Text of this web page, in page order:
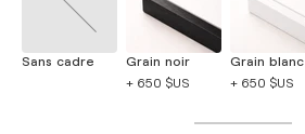
Sans cadre
Grain noir
+ 650 $US
Grain blanc
+ 650 $US